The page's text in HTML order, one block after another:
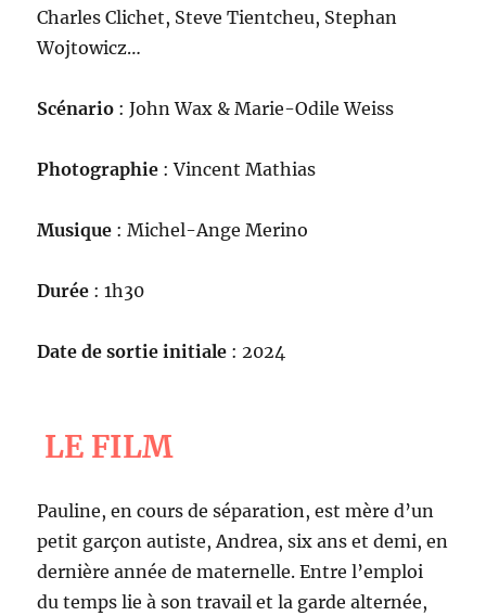
Charles Clichet, Steve Tientcheu, Stephan
Wojtowicz…
Scénario : John Wax & Marie-Odile Weiss
Photographie : Vincent Mathias
Musique : Michel-Ange Merino
Durée : 1h30
Date de sortie initiale : 2024
LE FILM
Pauline, en cours de séparation, est mère d’un
petit garçon autiste, Andrea, six ans et demi, en
dernière année de maternelle. Entre l’emploi
du temps lie à son travail et la garde alternée,